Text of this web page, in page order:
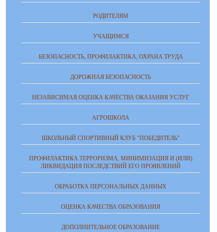
РОДИТЕЛЯМ
УЧАЩИМСЯ
БЕЗОПАСНОСТЬ, ПРОФИЛАКТИКА, ОХРАНА ТРУДА
ДОРОЖНАЯ БЕЗОПАСНОСТЬ
НЕЗАВИСИМАЯ ОЦЕНКА КАЧЕСТВА ОКАЗАНИЯ УСЛУГ
АГРОШКОЛА
ШКОЛЬНЫЙ СПОРТИВНЫЙ КЛУБ "ПОБЕДИТЕЛЬ"
ПРОФИЛАКТИКА ТЕРРОРИЗМА, МИНИМИЗАЦИЯ И (ИЛИ)
ЛИКВИДАЦИЯ ПОСЛЕДСТВИЙ ЕГО ПРОЯВЛЕНИЙ
ОБРАБОТКА ПЕРСОНАЛЬНЫХ ДАННЫХ
ОЦЕНКА КАЧЕСТВА ОБРАЗОВАНИЯ
ДОПОЛНИТЕЛЬНОЕ ОБРАЗОВАНИЕ